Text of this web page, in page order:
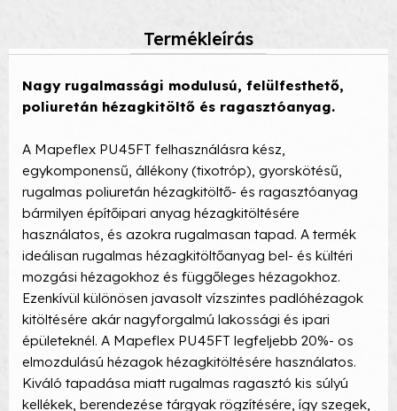
Termékleírás
Nagy rugalmassági modulusú, felülfesthető,
poliuretán hézagkitöltő és ragasztóanyag.
A Mapeflex PU45FT felhasználásra kész,
egykomponensű, állékony (tixotróp), gyorskötésű,
rugalmas poliuretán hézagkitöltő- és ragasztóanyag
bármilyen építőipari anyag hézagkitöltésére
használatos, és azokra rugalmasan tapad. A termék
ideálisan rugalmas hézagkitöltőanyag bel- és kültéri
mozgási hézagokhoz és függőleges hézagokhoz.
Ezenkívül különösen javasolt vízszintes padlóhézagok
kitöltésére akár nagyforgalmú lakossági és ipari
épületeknél. A Mapeflex PU45FT legfeljebb 20%- os
elmozdulású hézagok hézagkitöltésére használatos.
Kiváló tapadása miatt rugalmas ragasztó kis súlyú
kellékek, berendezése tárgyak rögzítésére, így szegek,